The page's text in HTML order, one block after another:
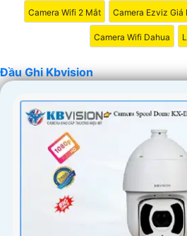
Camera Wifi 2 Mắt Camera Ezviz Giá
Camera Wifi Dahua
Đầu Ghi Kbvision